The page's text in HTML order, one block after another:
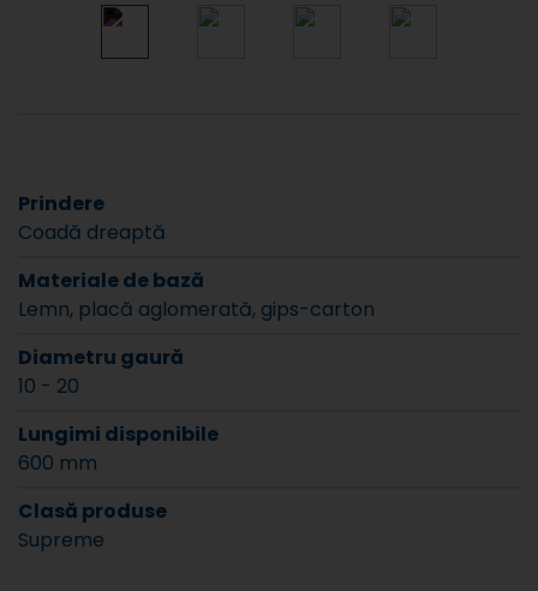
Prindere
Coadă dreaptă
Materiale de bază
Lemn, placă aglomerată, gips-carton
Diametru gaură
10 - 20
Lungimi disponibile
600 mm
Clasă produse
Supreme